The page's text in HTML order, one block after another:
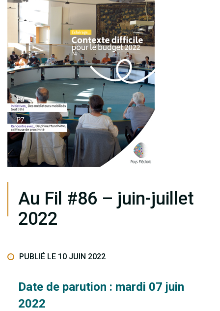
Au Fil #86 – juin-juillet
2022
PUBLIÉ LE 10 JUIN 2022
Date de parution : mardi 07 juin
2022